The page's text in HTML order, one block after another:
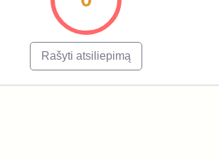
Rašyti atsiliepimą